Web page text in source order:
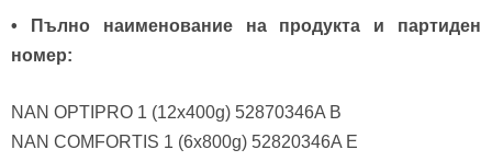
• Пълно наименование на продукта и партиден
номер:
NAN OPTIPRO 1 (12x400g) 52870346A B
NAN COMFORTIS 1 (6x800g) 52820346A E